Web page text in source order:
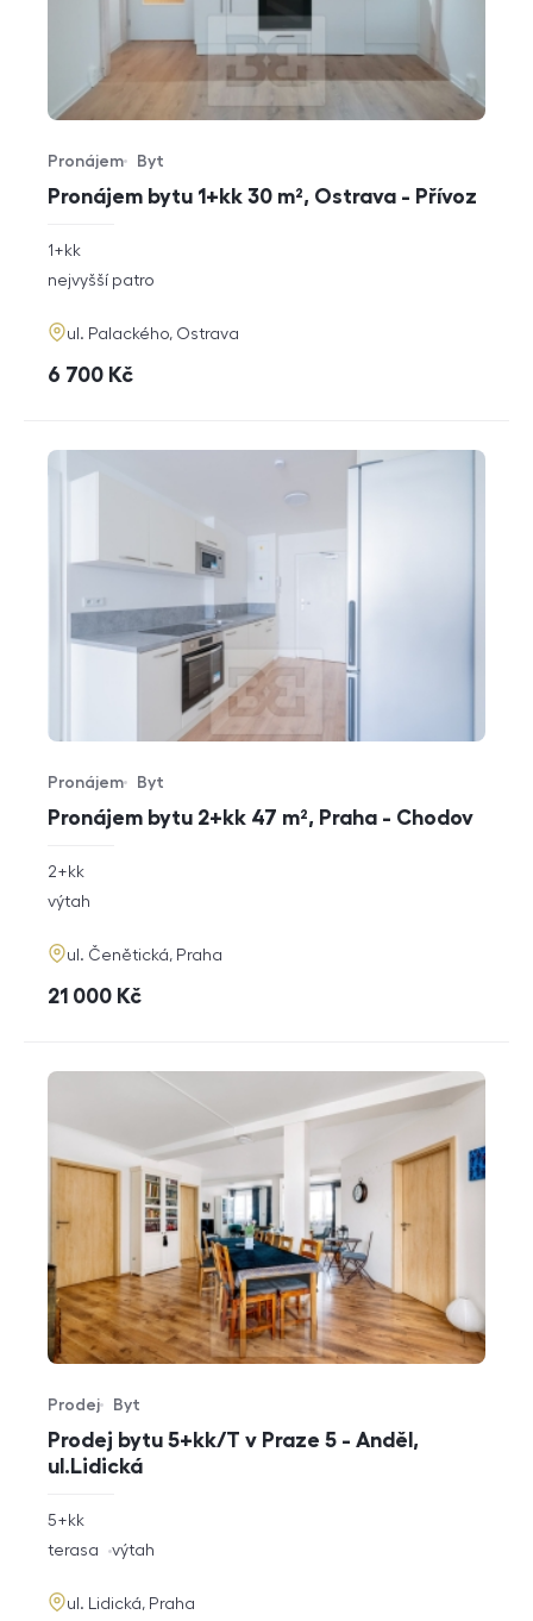
Pronájem bytu 1+kk 30 m², Ostrava - Přívoz
Typ nabídky
Pronájem
Typ nemovitosti
Byt
rozměry
dispozice
1+kk
funkce
nejvyšší patro
adresa
ul. Palackého, Ostrava
cena
6 700 Kč
Pronájem bytu 2+kk 47 m², Praha - Chodov
Typ nabídky
Pronájem
Typ nemovitosti
Byt
rozměry
2+kk
funkce
výtah
adresa
ul. Čenětická, Praha
cena
21 000 Kč
Prodej bytu 5+kk/T v Praze 5 - Anděl,
ul.Lidická
Typ nabídky
Prodej
Typ nemovitosti
Byt
rozměry
dispozice
5+kk
funkce
terasa výtah
adresa
ul. Lidická, Praha